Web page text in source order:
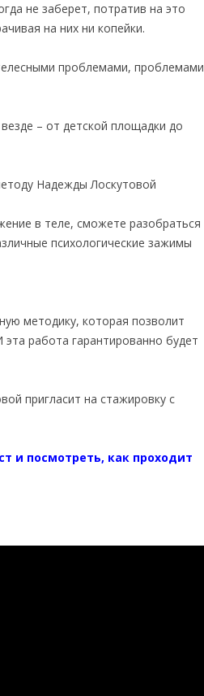
не заберет, потратив на это
на них ни копейки.
проблемами, проблемами
– от детской площадки до
Надежды Лоскутовой
в теле, сможете разобраться
психологические зажимы
методику, которая позволит
работа гарантированно будет
пригласит на стажировку с
и посмотреть, как проходит